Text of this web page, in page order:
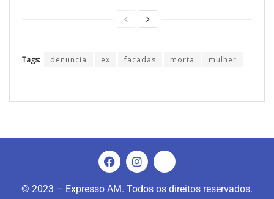
Tags: denuncia ex facadas morta mulher
© 2023 – Expresso AM. Todos os direitos reservados.